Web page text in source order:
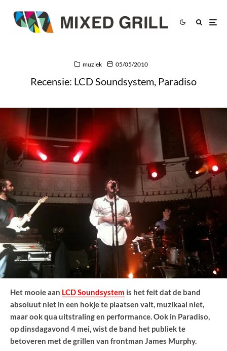
muziek 05/05/2010
Recensie: LCD Soundsystem, Paradiso
Het mooie aan LCD Soundsystem is het feit dat de band
absoluut niet in een hokje te plaatsen valt, muzikaal niet,
maar ook qua uitstraling en performance. Ook in Paradiso,
op dinsdagavond 4 mei, wist de band het publiek te
betoveren met de grillen van frontman James Murphy.